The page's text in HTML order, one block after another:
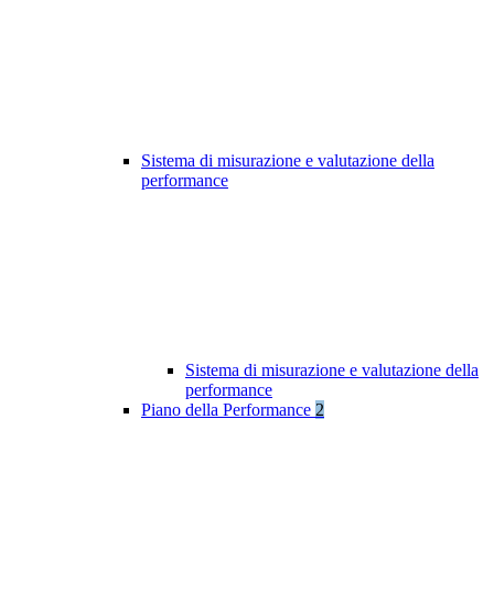
Sistema di misurazione e valutazione della
performance
Sistema di misurazione e valutazione della
performance
Piano della Performance 2